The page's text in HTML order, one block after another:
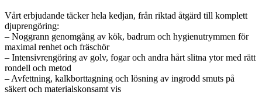
Vårt erbjudande täcker hela kedjan, från riktad åtgärd till komplett
djuprengöring:
– Noggrann genomgång av kök, badrum och hygienutrymmen för
maximal renhet och fräschör
– Intensivrengöring av golv, fogar och andra hårt slitna ytor med rätt
rondell och metod
– Avfettning, kalkborttagning och lösning av ingrodd smuts på
säkert och materialskonsamt vis